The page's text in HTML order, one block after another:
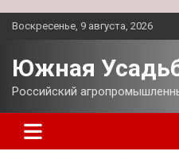
Перейти
Воскресенье, 9 августа, 2026
Южная
Российский